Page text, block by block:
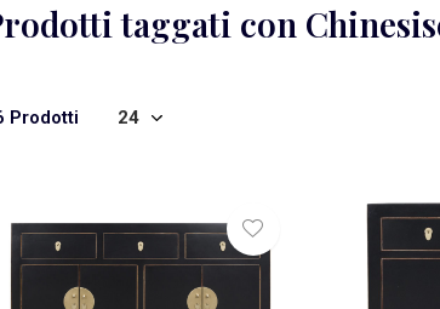
taggati con
Prodotti